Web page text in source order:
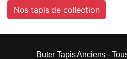
Nos tapis de collection
Buter Tapis Anciens -